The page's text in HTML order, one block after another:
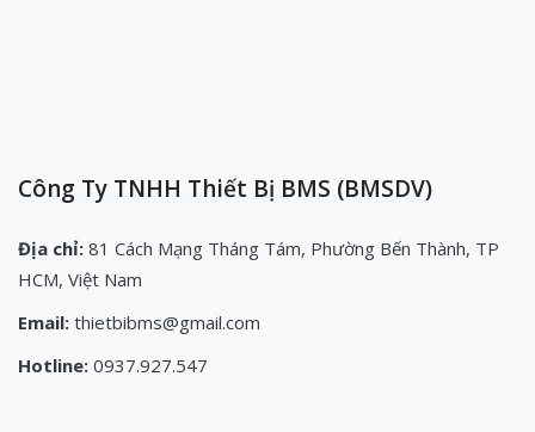
Công Ty TNHH Thiết Bị BMS (BMSDV)
Địa chỉ: 81 Cách Mạng Tháng Tám, Phường Bến Thành, TP
HCM, Việt Nam
Email: thietbibms@gmail.com
Hotline: 0937.927.547